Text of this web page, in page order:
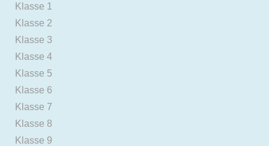
Klasse 1
Klasse 2
Klasse 3
Klasse 4
Klasse 5
Klasse 6
Klasse 7
Klasse 8
Klasse 9